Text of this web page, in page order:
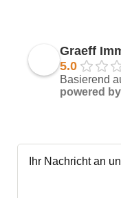
Graeff
5.0
Basierend
powered by